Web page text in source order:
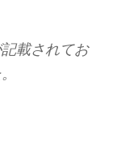
載されてお